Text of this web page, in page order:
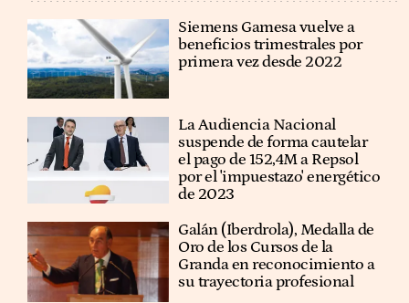
Siemens Gamesa vuelve a
beneficios trimestrales por
primera vez desde 2022
La Audiencia Nacional
suspende de forma cautelar
el pago de 152,4M a Repsol
por el 'impuestazo' energético
de 2023
Galán (Iberdrola), Medalla de
Oro de los Cursos de la
Granda en reconocimiento a
su trayectoria profesional